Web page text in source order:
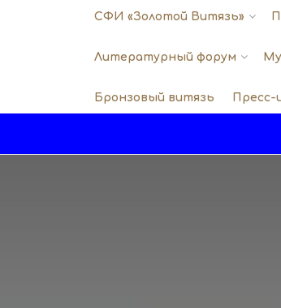
СФИ «Золотой Витязь»
Литературный форум
Бронзовый витязь